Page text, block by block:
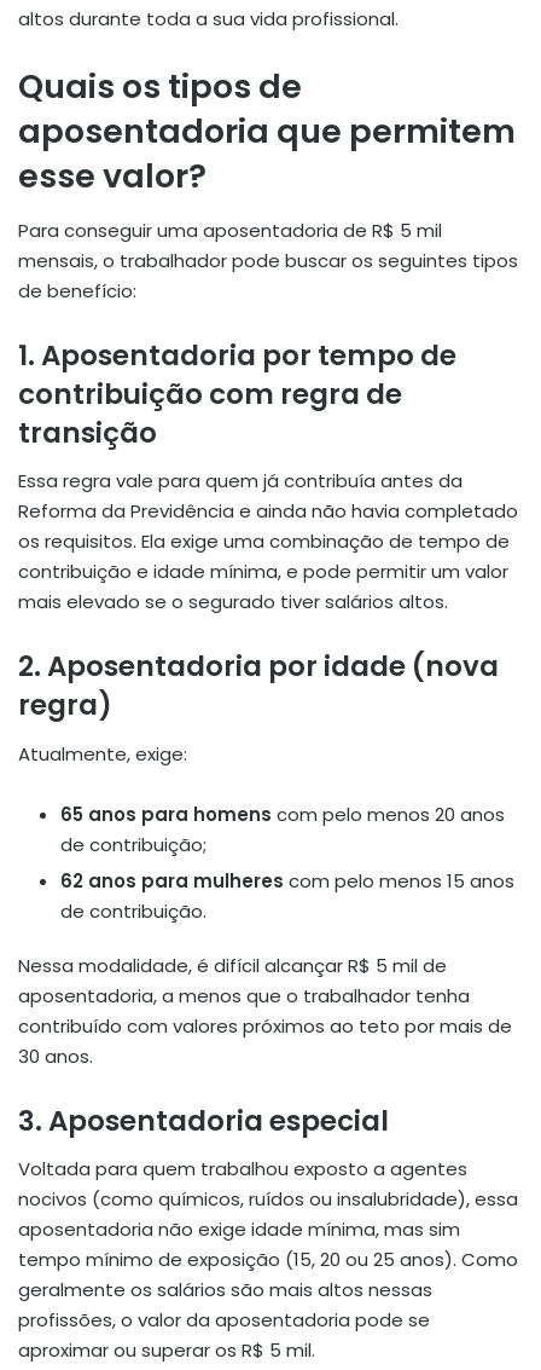
altos durante toda a sua vida profissional.
Quais os tipos de
aposentadoria que permitem
esse valor?
Para conseguir uma aposentadoria de R$ 5 mil
mensais, o trabalhador pode buscar os seguintes tipos
de benefício:
1.Aposentadoria por tempo de
contribuição com regra de
transição
Essa regra vale para quem já contribuía antes da
Reforma da Previdência e ainda não havia completado
os requisitos. Ela exige uma combinação de tempo de
contribuição e idade mínima, e pode permitir um valor
mais elevado se o segurado tiver salários altos.
2.Aposentadoria por idade (nova
regra)
Atualmente, exige:
65 anos para homens com pelo menos 20 anos
de contribuição;
62 anos para mulheres com pelo menos 15 anos
de contribuição.
Nessa modalidade, é difícil alcançar R$ 5 mil de
aposentadoria, a menos que o trabalhador tenha
contribuído com valores próximos ao teto por mais de
30 anos.
3.Aposentadoria especial
Voltada para quem trabalhou exposto a agentes
nocivos (como químicos, ruídos ou insalubridade), essa
aposentadoria não exige idade mínima, mas sim
tempo mínimo de exposição (15, 20 ou 25 anos). Como
geralmente os salários são mais altos nessas
profissões, o valor da aposentadoria pode se
aproximar ou superar os R$ 5 mil.